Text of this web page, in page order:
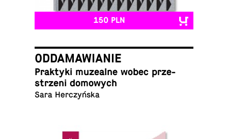
150 PLN
ODDAMAWIANIE
Prak­ty­ki mu­ze­al­ne wobec prze­
strze­ni domowych
Sara Herczyńska